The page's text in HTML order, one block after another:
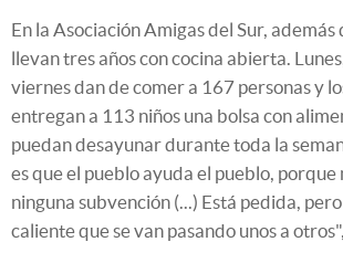
En la Asociación Amigas del Sur,
llevan tres años con cocina abierta.
viernes dan de comer a 167 personas y
entregan a 113 niños una bolsa con
puedan desayunar durante toda la
es que el pueblo ayuda el pueblo, porque
ninguna subvención (...) Está pedida,
caliente que se van pasando unos a